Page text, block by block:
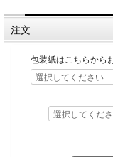
注文
包装紙はこちらから